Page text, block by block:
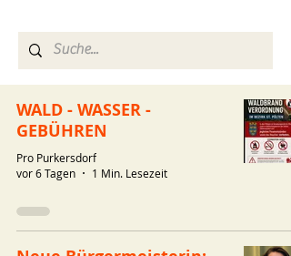
WALD - WASSER -
GEBÜHREN
Pro Purkersdorf
vor 6 Tagen
1 Min. Lesezeit